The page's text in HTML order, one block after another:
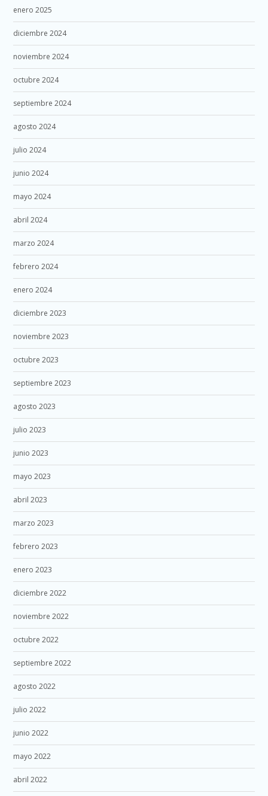
enero 2025
diciembre 2024
noviembre 2024
octubre 2024
septiembre 2024
agosto 2024
julio 2024
junio 2024
mayo 2024
abril 2024
marzo 2024
febrero 2024
enero 2024
diciembre 2023
noviembre 2023
octubre 2023
septiembre 2023
agosto 2023
julio 2023
junio 2023
mayo 2023
abril 2023
marzo 2023
febrero 2023
enero 2023
diciembre 2022
noviembre 2022
octubre 2022
septiembre 2022
agosto 2022
julio 2022
junio 2022
mayo 2022
abril 2022